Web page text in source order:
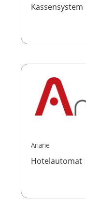
Kassensystem
Ariane
Hotelautomat